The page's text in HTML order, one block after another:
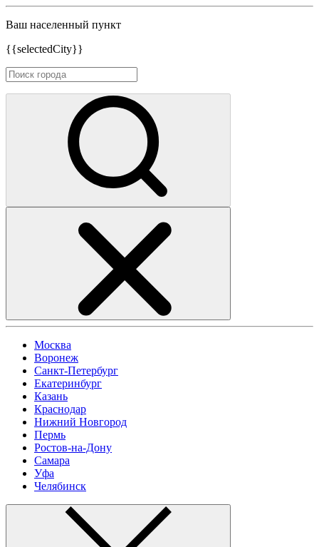
Ваш населенный пункт
{{selectedCity}}
Москва
Воронеж
Санкт-Петербург
Екатеринбург
Казань
Краснодар
Нижний Новгород
Пермь
Ростов-на-Дону
Самара
Уфа
Челябинск